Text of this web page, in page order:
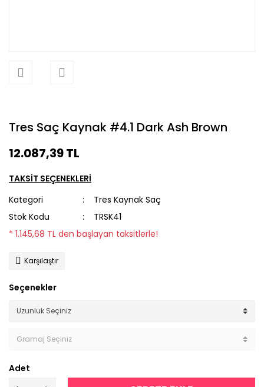
Tres Saç Kaynak #4.1 Dark Ash Brown
12.087,39 TL
TAKSİT SEÇENEKLERİ
Kategori
Tres Kaynak Saç
Stok Kodu
TRSK41
* 1.145,68 TL den başlayan taksitlerle!
Karşılaştır
Seçenekler
Adet